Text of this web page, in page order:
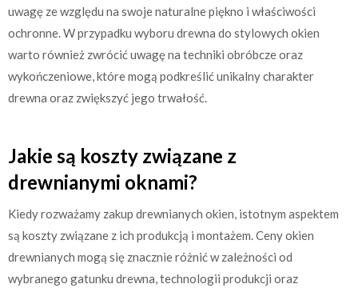
uwagę ze względu na swoje naturalne piękno i właściwości
ochronne. W przypadku wyboru drewna do stylowych okien
warto również zwrócić uwagę na techniki obróbcze oraz
wykończeniowe, które mogą podkreślić unikalny charakter
drewna oraz zwiększyć jego trwałość.
Jakie są koszty związane z
drewnianymi oknami?
Kiedy rozważamy zakup drewnianych okien, istotnym aspektem
są koszty związane z ich produkcją i montażem. Ceny okien
drewnianych mogą się znacznie różnić w zależności od
wybranego gatunku drewna, technologii produkcji oraz